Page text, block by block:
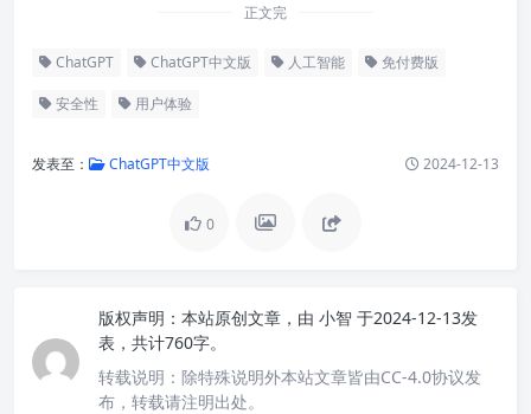
正文完
ChatGPT ChatGPT中文版 人工智能 免付费版
安全性 用户体验
发表至： ChatGPT中文版 2024-12-13
0
版权声明： 本站原创文章，由 小智 于2024-12-13发
表，共计760字。
转载说明： 除特殊说明外本站文章皆由CC-4.0协议发
布，转载请注明出处。